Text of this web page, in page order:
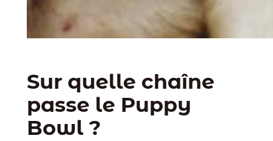
Sur quelle chaîne
passe le Puppy
Bowl ?